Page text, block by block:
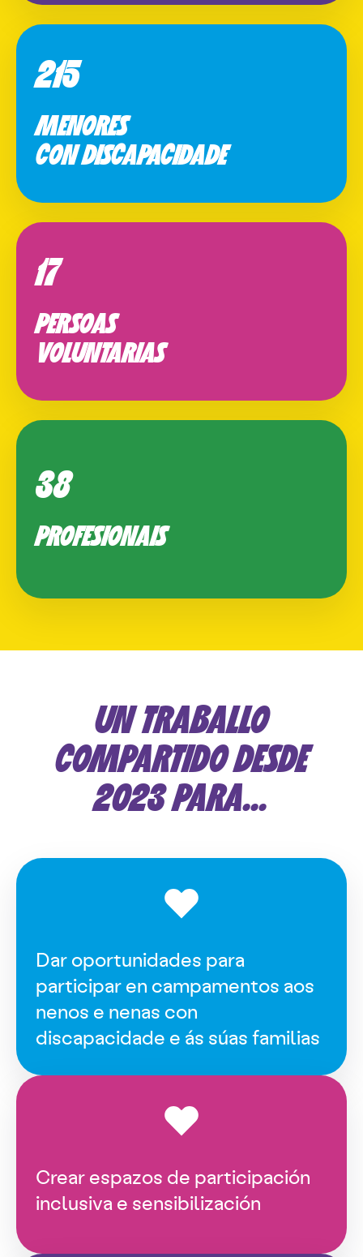
215
MENORES
CON DISCAPACIDADE
17
PERSOAS
VOLUNTARIAS
38
PROFESIONAIS
UN TRABALLO
COMPARTIDO DESDE
2023 PARA...
Dar oportunidades para
participar en campamentos aos
nenos e nenas con
discapacidade e ás súas familias
Crear espazos de participación
inclusiva e sensibilización